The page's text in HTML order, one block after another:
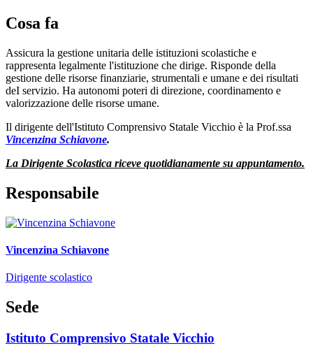
Cosa fa
Assicura la gestione unitaria delle istituzioni scolastiche e
rappresenta legalmente l'istituzione che dirige. Risponde della
gestione delle risorse finanziarie, strumentali e umane e dei risultati
deI servizio. Ha autonomi poteri di direzione, coordinamento e
valorizzazione delle risorse umane.
Il dirigente dell'Istituto Comprensivo Statale Vicchio è la Prof.ssa
Vincenzina Schiavone.
La Dirigente Scolastica riceve quotidianamente su appuntamento.
Responsabile
Vincenzina Schiavone
Dirigente scolastico
Sede
Istituto Comprensivo Statale Vicchio